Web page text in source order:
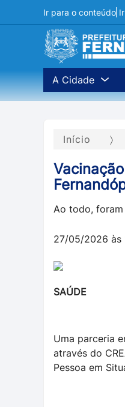
Ir para o conteúdo
A Cidade
Início
Ao todo,
27/05/2026 às
SAÚDE
Uma parceria
através do
Pessoa em